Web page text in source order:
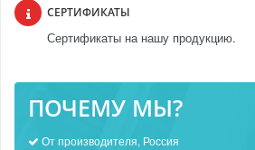
СЕРТИФИКАТЫ
Сертификаты на нашу продукцию.
ПОЧЕМУ МЫ?
От производителя, Россия